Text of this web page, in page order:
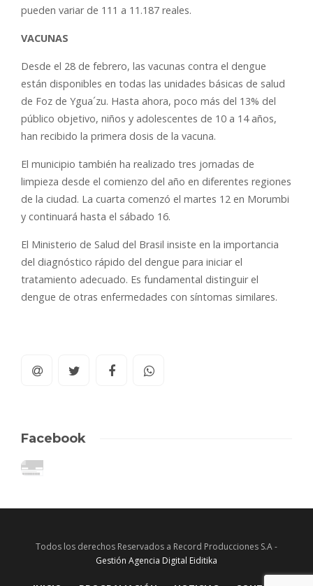
pueden variar de 111 a 11.187 reales.
VACUNAS
Desde el 28 de febrero, las vacunas contra el dengue
están disponibles en todas las unidades básicas de salud
de Foz de Ygua´zu. Hasta ahora, poco más del 13% del
público objetivo, niños y adolescentes de 10 a 14 años,
han recibido la primera dosis de la vacuna.
El municipio también ha realizado tres jornadas de
limpieza desde el comienzo del año en diferentes regiones
de la ciudad. La cuarta comenzó el martes 12 en Morumbi
y continuará hasta el sábado 16.
El Ministerio de Salud del Brasil insiste en la importancia
del diagnóstico rápido del dengue para iniciar el
tratamiento adecuado. Es fundamental distinguir el
dengue de otras enfermedades con síntomas similares.
Facebook
Todos los derechos Reservados a Record Producciones S.A -
Gestión Agencia Digital Eiditika